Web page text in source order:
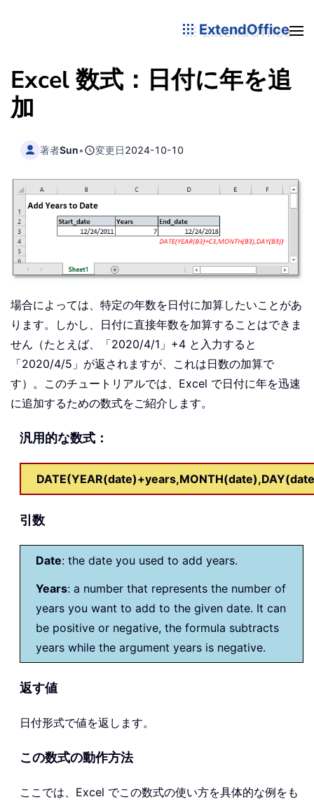
ExtendOffice
Excel 数式：日付に年を追
加
著者Sun• 変更日2024-10-10
場合によっては、特定の年数を日付に加算したいことがあ
ります。しかし、日付に直接年数を加算することはできま
せん（たとえば、「2020/4/1」+4 と入力すると
「2020/4/5」が返されますが、これは日数の加算で
す）。このチュートリアルでは、Excel で日付に年を迅速
に追加するための数式をご紹介します。
汎用的な数式：
引数
Date: the date you used to add years.
Years: a number that represents the number of
years you want to add to the given date. It can
be positive or negative, the formula subtracts
years while the argument years is negative.
返す値
日付形式で値を返します。
この数式の動作方法
ここでは、Excel でこの数式の使い方を具体的な例をも